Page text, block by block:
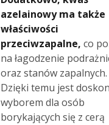
azelainowy ma także
właściwości
przeciwzapalne, co
na łagodzenie
oraz stanów zapalnych.
Dzięki temu jest
wyborem dla osób
borykających się z cerą